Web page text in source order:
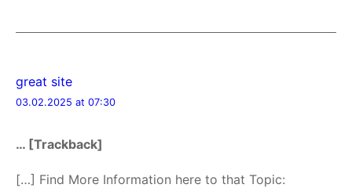
great site
03.02.2025 at 07:30
… [Trackback]
[…] Find More Information here to that Topic: